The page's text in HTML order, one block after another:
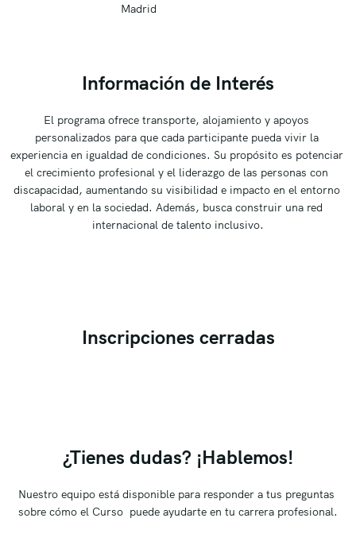
Madrid
Información de Interés
El programa ofrece transporte, alojamiento y apoyos
personalizados para que cada participante pueda vivir la
experiencia en igualdad de condiciones. Su propósito es potenciar
el crecimiento profesional y el liderazgo de las personas con
discapacidad, aumentando su visibilidad e impacto en el entorno
laboral y en la sociedad. Además, busca construir una red
internacional de talento inclusivo.
Inscripciones cerradas
¿Tienes dudas? ¡Hablemos!
Nuestro equipo está disponible para responder a tus preguntas
sobre cómo el Curso  puede ayudarte en tu carrera profesional.